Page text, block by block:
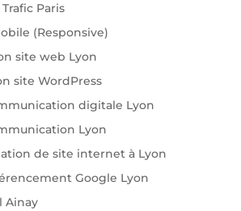
Paris
(Responsive)
site web Lyon
site WordPress
digitale Lyon
Lyon
de site internet à Lyon
Google Lyon
Ainay